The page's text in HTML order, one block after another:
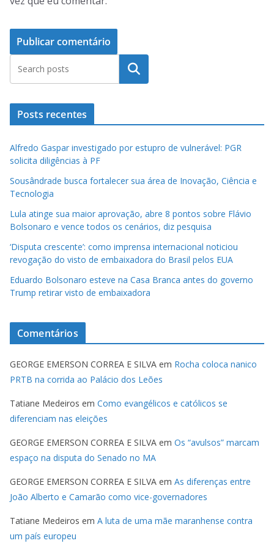
Pesquisar
Posts recentes
Alfredo Gaspar investigado por estupro de vulnerável: PGR
solicita diligências à PF
Sousândrade busca fortalecer sua área de Inovação, Ciência e
Tecnologia
Lula atinge sua maior aprovação, abre 8 pontos sobre Flávio
Bolsonaro e vence todos os cenários, diz pesquisa
‘Disputa crescente’: como imprensa internacional noticiou
revogação do visto de embaixadora do Brasil pelos EUA
Eduardo Bolsonaro esteve na Casa Branca antes do governo
Trump retirar visto de embaixadora
Comentários
GEORGE EMERSON CORREA E SILVA em Rocha coloca nanico
PRTB na corrida ao Palácio dos Leões
Tatiane Medeiros em Como evangélicos e católicos se
diferenciam nas eleições
GEORGE EMERSON CORREA E SILVA em Os “avulsos” marcam
espaço na disputa do Senado no MA
GEORGE EMERSON CORREA E SILVA em As diferenças entre
João Alberto e Camarão como vice-governadores
Tatiane Medeiros em A luta de uma mãe maranhense contra
um país europeu